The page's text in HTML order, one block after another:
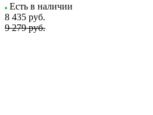
Есть в наличии
8 435 руб.
9 279 руб.